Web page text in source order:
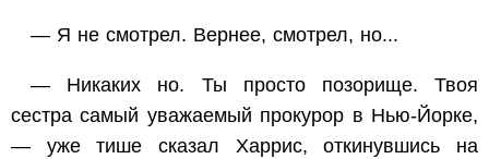
— Я не смотрел. Вернее, смотрел, но...
— Никаких но. Ты просто позорище. Твоя
сестра самый уважаемый прокурор в Нью-Йорке,
— уже тише сказал Харрис, откинувшись на